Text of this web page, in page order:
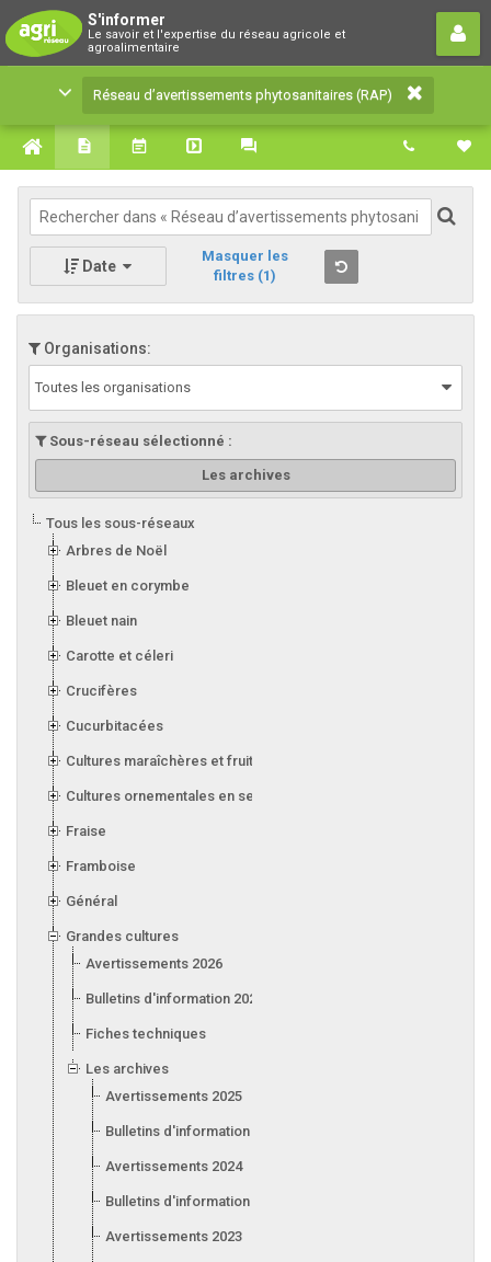
S'informer
Le savoir et l'expertise du réseau agricole et
agroalimentaire
Réseau d’avertissements
phytosanitaires (RAP)
Le savoir et l'expertise du réseau agricole et
agroalimentaire
Réseau d’avertissements phytosanitaires (RAP)
Date
Masquer les
filtres (1)
Organisations:
Toutes les organisations
Sous-réseau sélectionné :
Les archives
Tous les sous-réseaux
Arbres de Noël
Bleuet en corymbe
Bleuet nain
Carotte et céleri
Crucifères
Cucurbitacées
Cultures maraîchères et fruitières en serre
Cultures ornementales en serre
Fraise
Framboise
Général
Grandes cultures
Avertissements 2026
Bulletins d'information 2026
Fiches techniques
Les archives
Avertissements 2025
Bulletins d'information 2025
Avertissements 2024
Bulletins d'information 2024
Avertissements 2023